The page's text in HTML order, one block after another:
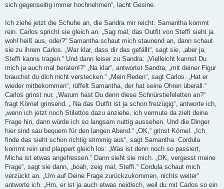
sich gegenseitig immer hochnehmen“, lacht Gesine.
Ich ziehe jetzt die Schuhe an, die Sandra mir reicht. Samantha kommt
rein. Carlos spricht sie gleich an. „Sag mal, das Outfit von Steffi sieht ja
wohl heiß aus, oder?“ Samantha schaut mich staunend an, dann schaut
sie zu ihrem Carlos. „War klar, dass dir das gefällt“, sagt sie, „aber ja,
Steffi kanns tragen.“ Und dann leiser zu Sandra: „Vielleicht kannst Du
mich ja auch mal beraten!?“ „Na klar“, antwortet Sandra, „mit deiner Figur
brauchst du dich nicht verstecken.“ „Mein Reden“, sagt Carlos. „Hat er
wieder mitbekommen“, rüffelt Samantha, der hat seine Ohren überall.“
Carlos grinst nur. „Warum hast Du denn diese Schnürstiefeletten an?“
fragt Körnel grinsend. „ Na das Outfit ist ja schon freizügig“, antworte ich,
„wenn ich jetzt noch Stilettos dazu anziehe, ich vermute da zielt deine
Frage hin, dann würde ich so langsam nuttig aussehen. Und die Dinger
hier sind sau bequem für den langen Abend.“ „OK,“ grinst Körnel. „Ich
finde das sieht schon richtig stimmig aus“, sagt Samantha. Cordula
kommt rein und plappert gleich los: „Was ist denn noch so passiert,
Micha ist etwas angefressen.“ Dann sieht sie mich. „OK, vergesst meine
Frage“, sagt sie dann, „boah, zeig mal, Steffi.“ Cordula schaut mich
verzückt an. „Um auf Deine Frage zurückzukommen, nichts weiter“
antworte ich. „Hm, er ist ja auch etwas neidisch, weil du mit Carlos so ein